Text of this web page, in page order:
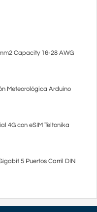
Capacity 16-28 AWG
Meteorológica Arduino
4G con eSIM Teltonika
5 Puertos Carril DIN